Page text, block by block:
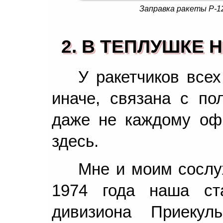
Заправка ракеты Р-
2. В ТЕПЛУШКЕ
У ракетчиков
иначе, связана с
даже не каждому
здесь.
Мне и моим
1974 года наша
дивизиона